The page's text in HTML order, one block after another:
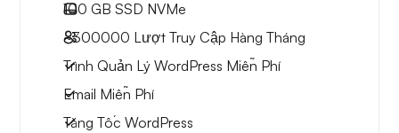
100 GB SSD NVMe
~300000 Lượt Truy Cập Hàng Tháng
Trình Quản Lý WordPress Miễn Phí
Email Miễn Phí
Tăng Tốc WordPress